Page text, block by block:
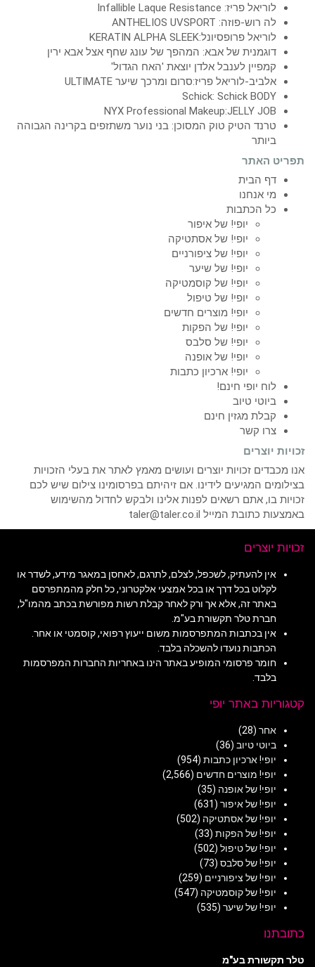
לוריאל פריז: Infallible Laque Resistance
לה רוש-פוזה: ANTHELIOS UVSPORT
לוריאל פרופסיונל:KERATIN ALPHA SLEEK
דוגמנית של אבא: המהפך של עונג שחף אצל אבא ירין
קמפיין לענבל אלדן יוצאת 'האח הגדול'
אלביב-לוריאל פריז:סרום ומרכך שיער ULTIMATE
Schick: Schick BODY
NYX Professional Makeup:JELLY JOB
טרנד הטיק טוק המסוכן: בני נוער משתזפים בקרינה הגבוהה
ביותר
תפריט האתר
דף הבית
מי אנחנו
כל הכתבות
יופי! של איפור
יופי! של אסתטיקה
יופי! של ציפורניים
יופי! של שיער
יופי! של קוסמטיקה
יופי! של טיפול
יופי! מוצרים חדשים
יופי! של הפקות
יופי! של סלבס
יופי! של אופנה
יופי! ארכיון כתבות
לוח יופי חינם!
ביוטי טיוב
קבלת מגזין חינם
צרו קשר
זכויות יוצרים
אנו מכבדים זכויות יוצרים ועושים מאמץ לאתר את בעלי הזכויות
בצילומים המגיעים לידינו. אם זיהיתם בפרסומינו צילום שיש לכם
זכויות בו, אתם רשאים לפנות אלינו ולבקש לחדול מהשימוש
באמצעות כתובת המייל taler@taler.co.il
זכויות יוצרים
אין להעתיק, לשכפל, לצלם, לתרגם, לאחסן במאגר מידע, לשדר או
לקלוט בכל דרך או בכל אמצעי אלקטרוני, כל חלק מהמתפרסם
באתר זה, אלא אך ורק לאחר קבלת רשות מפורשת בכתב מהמו"ל,
חברת טלר תקשורת בע"מ.
אין בכתבות המתפרסמות משום ייעוץ רפואי, קוסמטי או אחר.
הכתבות נועדו להשכלה בלבד.
חומר פרסומי המופיע באתר הינו באחריות החברות המפרסמות
בלבד.
קטגוריות באתר יופי
אחר (28)
ביוטי טיוב (36)
יופי! ארכיון כתבות (954)
יופי! מוצרים חדשים (2,566)
יופי! של אופנה (35)
יופי! של איפור (631)
יופי! של אסתטיקה (502)
יופי! של הפקות (33)
יופי! של טיפול (502)
יופי! של סלבס (73)
יופי! של ציפורניים (259)
יופי! של קוסמטיקה (547)
יופי! של שיער (535)
כתובתנו
טלר תקשורת בע"מ